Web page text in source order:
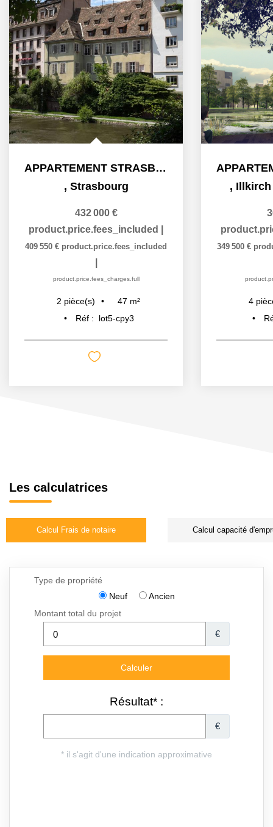
APPARTEMENT STRASBOURG - 2 pièces 46.50 m²
, Strasbourg
432 000 €
product.price.fees_included
409 550 € product.price.fees_included
product.price.fees_charges.full
2 pièce(s) 47 m²
Réf :
lot5-cpy3
, Illkirch
349 500 €
4
Les calculatrices
Calcul Frais de notaire Calcul capacité